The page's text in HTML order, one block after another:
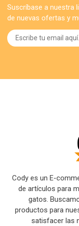
Suscríbase a nuestra
de nuevas ofertas y
Cody es un E-
de artículos para
gatos.
productos para
satisfacer las